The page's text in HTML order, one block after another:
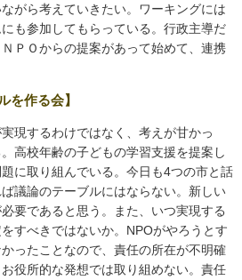
がら考えていきたい。ワーキングには
も参加してもらっている。行政主導だ
ＰＯからの提案があって始めて、連携
を作る会】
現するわけではなく、考えが甘かっ
高校年齢の子どもの学習支援を提案し
に取り組んでいる。今日も4つの市と話
議論のテーブルにはならない。新しい
要であると思う。また、いつ実現する
すべきではないか。NPOがやろうとす
ったことなので、責任の所在が不明確
役所的な発想では取り組めない。責任